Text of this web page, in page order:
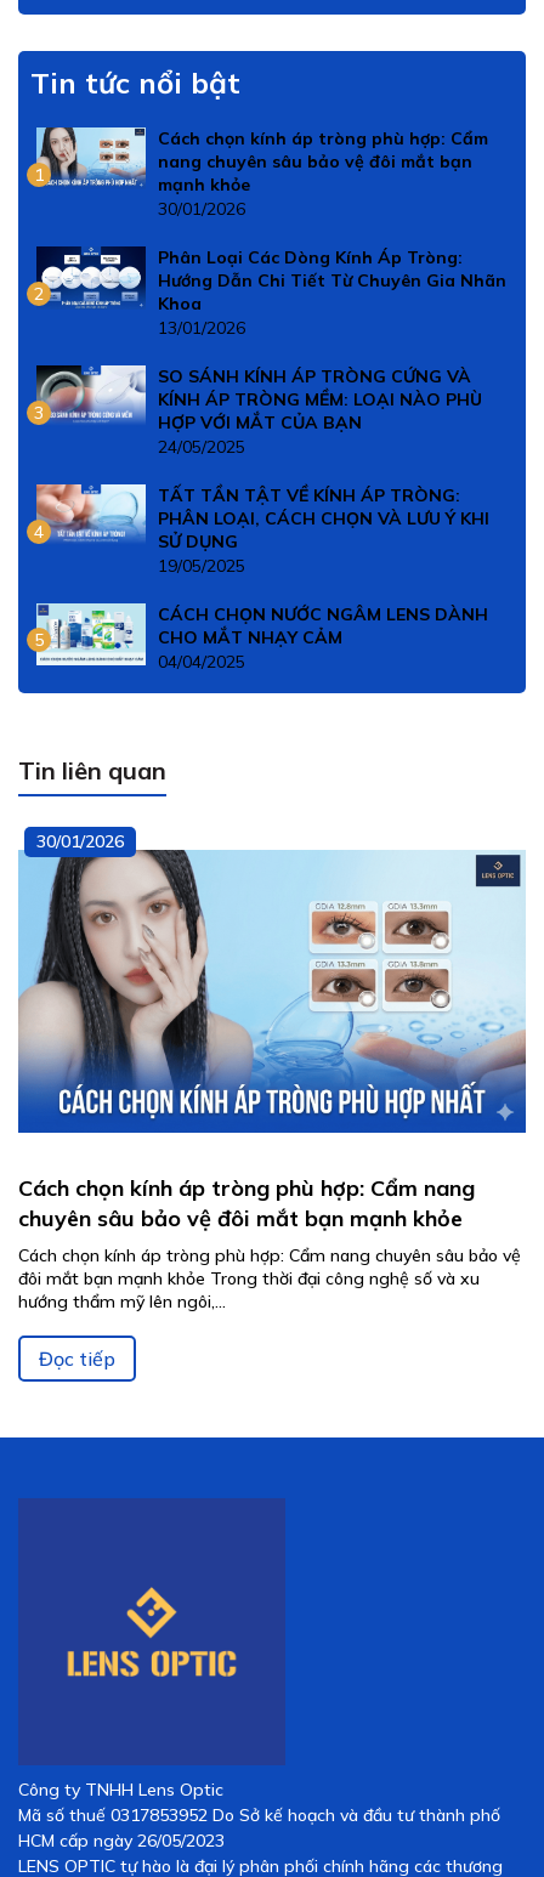
Tin tức nổi bật
1
Cách chọn kính áp tròng phù hợp: Cẩm
nang chuyên sâu bảo vệ đôi mắt bạn
mạnh khỏe
30/01/2026
2
Phân Loại Các Dòng Kính Áp Tròng:
Hướng Dẫn Chi Tiết Từ Chuyên Gia Nhãn
Khoa
13/01/2026
3
SO SÁNH KÍNH ÁP TRÒNG CỨNG VÀ
KÍNH ÁP TRÒNG MỀM: LOẠI NÀO PHÙ
HỢP VỚI MẮT CỦA BẠN
24/05/2025
4
TẤT TẦN TẬT VỀ KÍNH ÁP TRÒNG:
PHÂN LOẠI, CÁCH CHỌN VÀ LƯU Ý KHI
SỬ DỤNG
19/05/2025
5
CÁCH CHỌN NƯỚC NGÂM LENS DÀNH
CHO MẮT NHẠY CẢM
04/04/2025
Tin liên quan
30/01/2026
Cách chọn kính áp tròng phù hợp: Cẩm nang
chuyên sâu bảo vệ đôi mắt bạn mạnh khỏe
Cách chọn kính áp tròng phù hợp: Cẩm nang chuyên sâu bảo vệ
đôi mắt bạn mạnh khỏe Trong thời đại công nghệ số và xu
hướng thẩm mỹ lên ngôi,...
Đọc tiếp
Công ty TNHH Lens Optic
Mã số thuế 0317853952 Do Sở kế hoạch và đầu tư thành phố
HCM cấp ngày 26/05/2023
LENS OPTIC tự hào là đại lý phân phối chính hãng các thương